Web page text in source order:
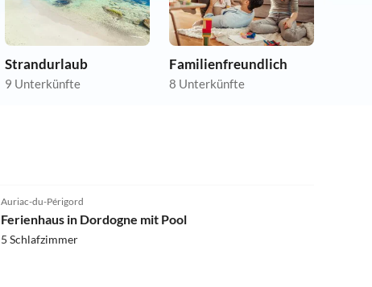
Strandurlaub
9 Unterkünfte
Familienfreundlich
8 Unterkünfte
Auriac-du-Périgord
Ferienhaus in Dordogne mit Pool
5 Schlafzimmer